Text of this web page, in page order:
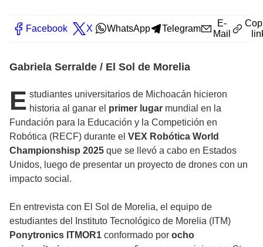
Facebook X WhatsApp Telegram
E-
Mail
Gabriela Serralde / El Sol de Morelia
E studiantes universitarios de Michoacán hicieron
historia al ganar el primer lugar mundial en la
Fundación para la Educación y la Competición en
Robótica (RECF) durante el VEX Robótica World
Championshisp 2025 que se llevó a cabo en Estados
Unidos, luego de presentar un proyecto de drones con un
impacto social.
En entrevista con El Sol de Morelia, el equipo de
estudiantes del Instituto Tecnológico de Morelia (ITM)
Ponytronics ITMOR1 conformado por ocho